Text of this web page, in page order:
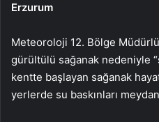
Erzurum
Meteoroloji 12. Bölge
gürültülü sağanak nedeniyle
kentte başlayan sağanak
yerlerde su baskınları